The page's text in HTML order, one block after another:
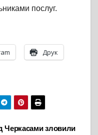
послуг.
Друк
Черкасами зловили